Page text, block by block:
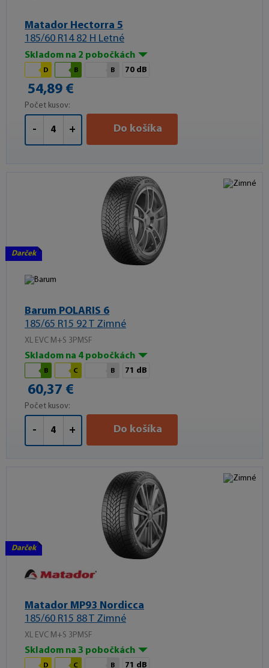
Matador Hectorra 5
185/60 R14 82 H Letné
Skladom na 2 pobočkách
D B B 70 dB
54,89 €
Počet kusov:
- + Do košíka
Darček
Barum POLARIS 6
185/65 R15 92 T Zimné
XL EVC M+S 3PMSF
Skladom na 4 pobočkách
B C B 71 dB
60,37 €
Počet kusov:
- + Do košíka
Darček
Matador MP93 Nordicca
185/60 R15 88 T Zimné
XL EVC M+S 3PMSF
Skladom na 3 pobočkách
D C B 71 dB